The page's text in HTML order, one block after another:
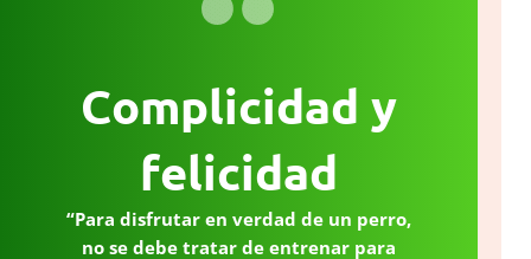
Complicidad y
felicidad
“Para disfrutar en verdad de un perro,
no se debe tratar de entrenar para